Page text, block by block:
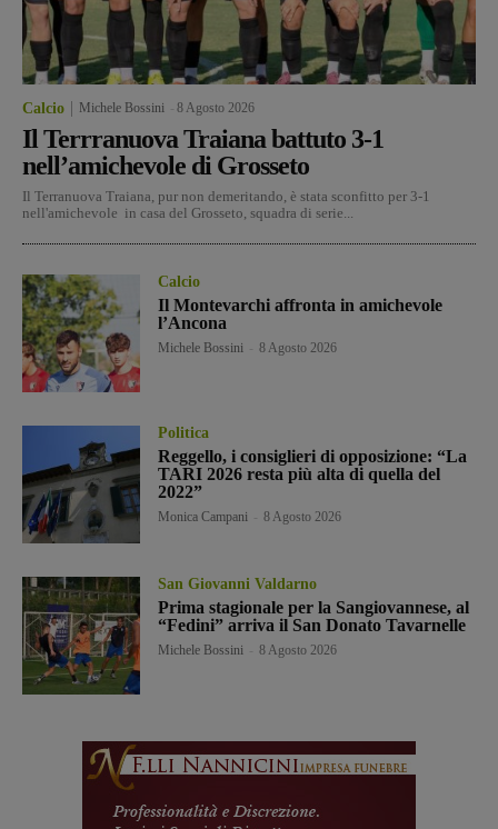
Calcio Michele Bossini 8 Agosto 2026
Il Terrranuova Traiana battuto 3-1
nell’amichevole di Grosseto
Il Terranuova Traiana, pur non demeritando, è stata sconfitto per 3-1
nell'amichevole in casa del Grosseto, squadra di serie...
Calcio
Il Montevarchi affronta in amichevole
l’Ancona
Michele Bossini 8 Agosto 2026
Politica
Reggello, i consiglieri di opposizione: “La
TARI 2026 resta più alta di quella del
2022”
Monica Campani 8 Agosto 2026
San Giovanni Valdarno
Prima stagionale per la Sangiovannese, al
“Fedini” arriva il San Donato Tavarnelle
Michele Bossini 8 Agosto 2026